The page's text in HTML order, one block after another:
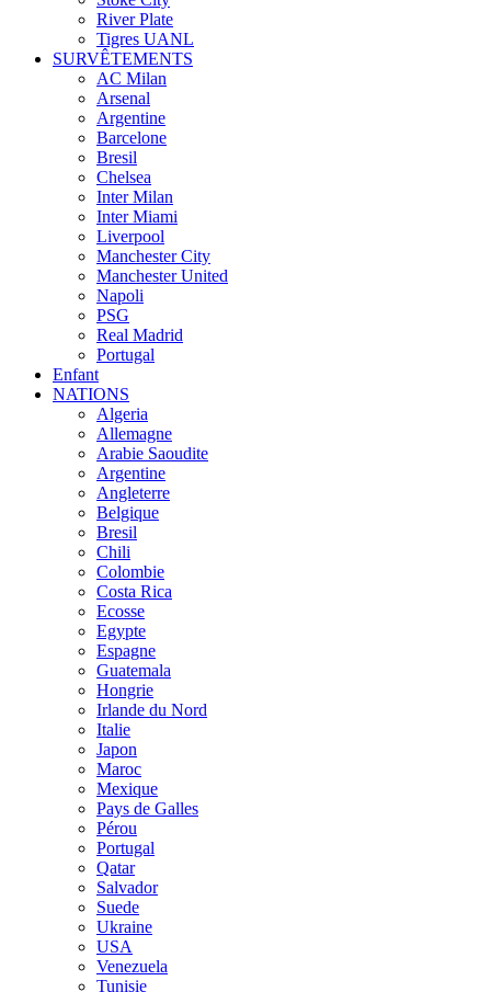
River Plate
Tigres UANL
SURVÊTEMENTS
AC Milan
Arsenal
Argentine
Barcelone
Bresil
Chelsea
Inter Milan
Inter Miami
Liverpool
Manchester City
Manchester United
Napoli
PSG
Real Madrid
Portugal
Enfant
NATIONS
Algeria
Allemagne
Arabie Saoudite
Argentine
Angleterre
Belgique
Bresil
Chili
Colombie
Costa Rica
Ecosse
Egypte
Espagne
Guatemala
Hongrie
Irlande du Nord
Italie
Japon
Maroc
Mexique
Pays de Galles
Pérou
Portugal
Qatar
Salvador
Suede
Ukraine
USA
Venezuela
Tunisie